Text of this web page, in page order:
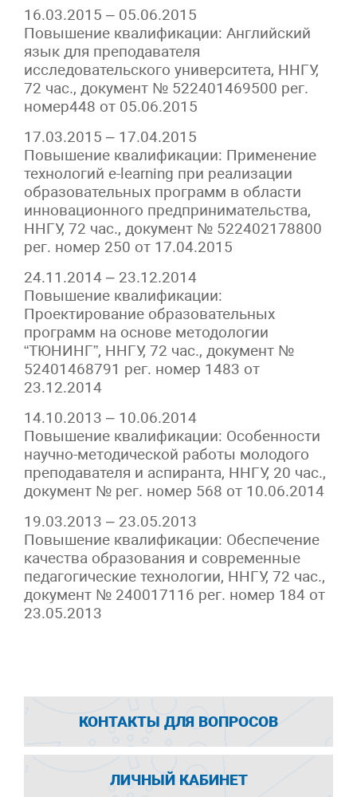
16.03.2015 – 05.06.2015
Повышение квалификации: Английский
язык для преподавателя
исследовательского университета, ННГУ,
72 час., документ № 522401469500 рег.
номер448 от 05.06.2015
17.03.2015 – 17.04.2015
Повышение квалификации: Применение
технологий e-learning при реализации
образовательных программ в области
инновационного предпринимательства,
ННГУ, 72 час., документ № 522402178800
рег. номер 250 от 17.04.2015
24.11.2014 – 23.12.2014
Повышение квалификации:
Проектирование образовательных
программ на основе методологии
“ТЮНИНГ”, ННГУ, 72 час., документ №
52401468791 рег. номер 1483 от
23.12.2014
14.10.2013 – 10.06.2014
Повышение квалификации: Особенности
научно-методической работы молодого
преподавателя и аспиранта, ННГУ, 20 час.,
документ № рег. номер 568 от 10.06.2014
19.03.2013 – 23.05.2013
Повышение квалификации: Обеспечение
качества образования и современные
педагогические технологии, ННГУ, 72 час.,
документ № 240017116 рег. номер 184 от
23.05.2013
КОНТАКТЫ ДЛЯ ВОПРОСОВ
ЛИЧНЫЙ КАБИНЕТ